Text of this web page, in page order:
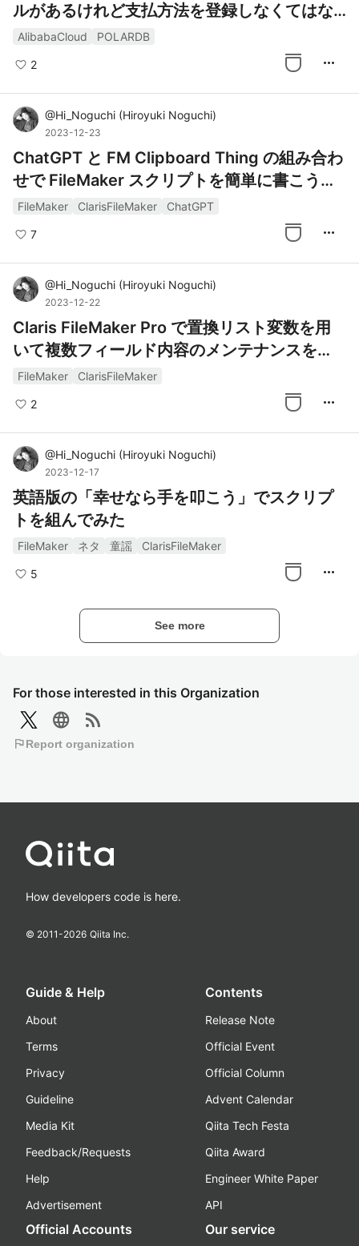
For those interested in this Organization
language rss_feed
flagReport organization
ルがあるけれど支払方法を登録しなくてはな
らない
AlibabaCloud POLARDB
2 more_horiz
@Hi_Noguchi (Hiroyuki Noguchi)
2023-12-23
ChatGPT と FM Clipboard Thing の組み合わ
せで FileMaker スクリプトを簡単に書こうと
してみる
FileMaker ClarisFileMaker ChatGPT
7 more_horiz
@Hi_Noguchi (Hiroyuki Noguchi)
2023-12-22
Claris FileMaker Pro で置換リスト変数を用
いて複数フィールド内容のメンテナンスを
「汎用的」にする
FileMaker ClarisFileMaker
2 more_horiz
@Hi_Noguchi (Hiroyuki Noguchi)
2023-12-17
英語版の「幸せなら手を叩こう」でスクリプ
トを組んでみた
FileMaker ネタ 童謡 ClarisFileMaker
5 more_horiz
See more
How developers code is here.
© 2011-2026 Qiita Inc.
Guide & Help
About
Terms
Privacy
Guideline
Media Kit
Feedback/Requests
Help
Advertisement
Contents
Release Note
Official Event
Official Column
Advent Calendar
Qiita Tech Festa
Qiita Award
Engineer White Paper
API
Official Accounts Our service